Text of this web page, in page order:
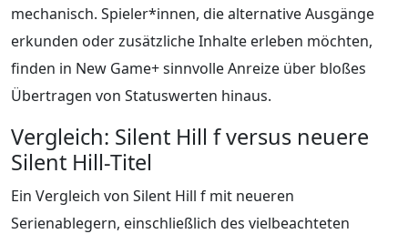
mechanisch. Spieler*innen, die alternative Ausgänge
erkunden oder zusätzliche Inhalte erleben möchten,
finden in New Game+ sinnvolle Anreize über bloßes
Übertragen von Statuswerten hinaus.
Vergleich: Silent Hill f versus neuere
Silent Hill-Titel
Ein Vergleich von Silent Hill f mit neueren
Serienablegern, einschließlich des vielbeachteten